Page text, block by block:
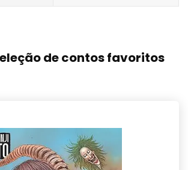
de contos favoritos